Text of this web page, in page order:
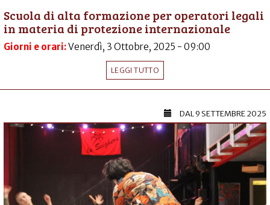
Scuola di alta formazione per operatori legali
in materia di protezione internazionale
Giorni e orari:Venerdì, 3 Ottobre, 2025 - 09:00
LEGGI TUTTO
DAL9 SETTEMBRE 2025